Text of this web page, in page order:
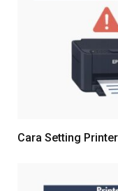
Cara Setting